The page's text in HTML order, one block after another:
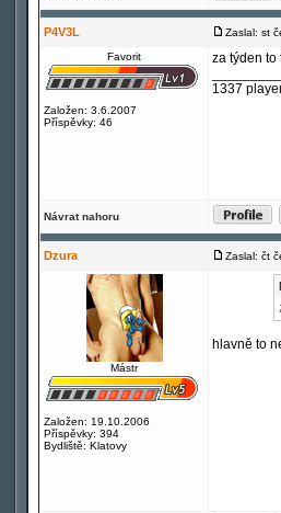
P4V3L Zaslal: st
Favorit
Založen: 3.6.2007
Příspěvky: 46
za týden to
1337
Návrat nahoru
Dzura Zaslal: čt
Mástr
Založen: 19.10.2006
Příspěvky: 394
Bydliště: Klatovy
hlavně to